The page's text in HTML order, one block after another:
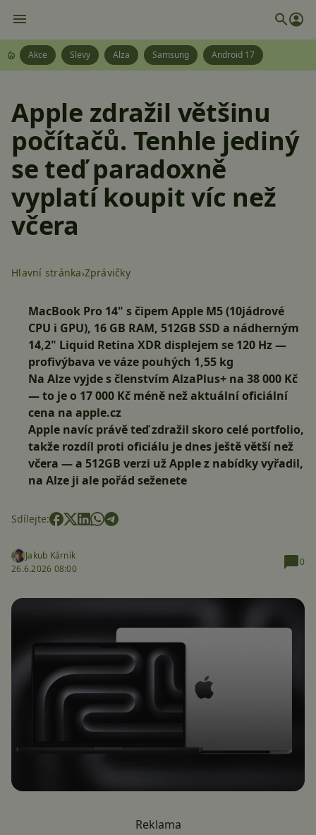
Akce Slevy Alza Samsung Android 17
Apple zdražil většinu
počítačů. Tenhle jediný
se teď paradoxně
vyplatí koupit víc než
včera
Hlavní stránka Zprávičky
MacBook Pro 14" s čipem Apple M5(10jádrové
CPU i GPU), 16 GB RAM, 512GB SSD a nádherným
14,2" Liquid Retina XDR displejem se 120 Hz—
profivýbava ve váze pouhých 1,55 kg
Na Alze vyjde s členstvím AlzaPlus+ na 38 000 Kč
— to je o 17 000 Kč méně než aktuální oficiální
cena na apple.cz
Apple navíc právě teď zdražil skoro celé portfolio,
takže rozdíl proti oficiálu je dnes ještě větší než
včera — a 512GB verzi už Apple z nabídky vyřadil,
na Alze ji ale pořád seženete
Sdílejte:
Jakub Kárník
26.6.2026 08:00
0
Reklama